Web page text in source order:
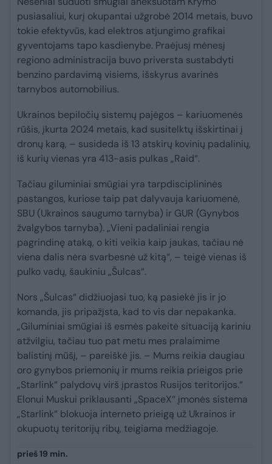
pusiasaliui, kurį okupantai užgrobė 2014 metais, buvo
tokie efektyvūs, kad elektros atjungimo grafikai
gyventojams tapo kasdienybe. Praėjusį mėnesį
regiono administracija buvo priversta sustabdyti
benzino pardavimą visiems, išskyrus avarinės
tarnybos automobilius.
Ukrainos bepiločių sistemų pajėgos – kariuomenės
rūšis, įkurta 2024 metais, kad susitelktų išskirtinai į
dronų karą, – susideda iš 13 atskirų kovinių padalinių,
iš kurių vienas yra 413-asis pulkas „Raid“.
Tačiau giluminiai smūgiai yra tarpdisciplininės
pastangos, kuriose taip pat dalyvauja kariuomenė,
SBU (Ukrainos saugumo tarnyba) ir GUR (Gynybos
žvalgybos tarnyba). „Vieni padaliniai rengia
pagrindinę ataką, o kiti veikia kaip jaukas, tačiau nė
viena dalis nėra svarbesnė už kitą“, – teigė vienas iš
pulko vadų, šaukiniu „Šulcas“.
Nors „Šulcas“ didžiuojasi tuo, ką pasiekė jis ir jo
komanda, jis pripažįsta, kad to vis dar nepakanka.
„Giluminiai smūgiai iš esmės pakeitė situaciją kariniu
atžvilgiu, tačiau tuo pat metu mes pralaimime
balistinį mūšį, – pareiškė jis. – Mums reikia daugiau
oro gynybos priemonių ir mums reikia prieigos prie
„Starlink“ palydovų virš įprastos Rusijos teritorijos.“
Elonui Muskui priklausanti „SpaceX“ įmonės sistema
„Starlink“ blokuoja interneto prieigą už Ukrainos ir
okupuotų teritorijų ribų, teigiama medžiagoje.
prieš 19 min.